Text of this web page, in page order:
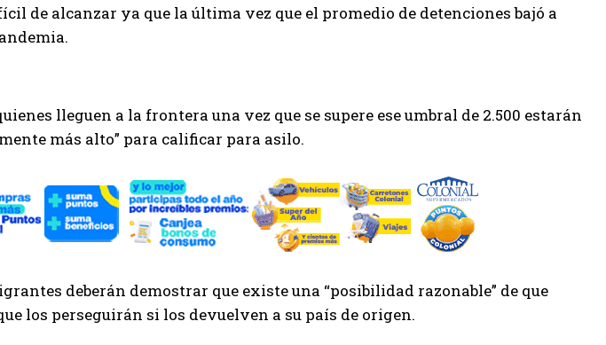
de alcanzar ya que la última vez que el promedio de detenciones bajó a
lleguen a la frontera una vez que se supere ese umbral de 2.500 estarán
más alto” para calificar para asilo.
deberán demostrar que existe una “posibilidad razonable” de que
los perseguirán si los devuelven a su país de origen.